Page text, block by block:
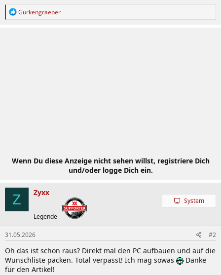
R
Gurkengraeber
Wenn Du diese Anzeige nicht sehen willst, registriere Dich
und/oder logge Dich ein.
Z Zyxx
Legende
System
31.05.2026 #2
Oh das ist schon raus? Direkt mal den PC aufbauen und auf die
Wunschliste packen. Total verpasst! Ich mag sowas
Danke
für den Artikel!